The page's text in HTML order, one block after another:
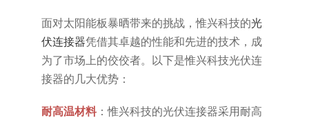
面对太阳能板暴晒带来的挑战，惟兴科技的光
伏连接器凭借其卓越的性能和先进的技术，成
为了市场上的佼佼者。以下是惟兴科技光伏连
接器的几大优势：
‌耐高温材料‌：惟兴科技的光伏连接器采用耐高